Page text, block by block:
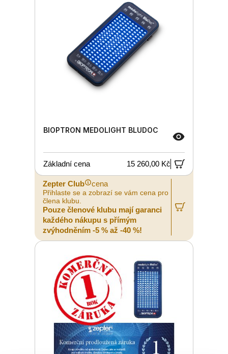
BIOPTRON MEDOLIGHT BLUDOC
Základní cena 15 260,00 Kč
Zepter Club cena
Přihlaste se a zobrazí se vám cena pro
člena klubu.
Pouze členové klubu mají garanci
každého nákupu s přímým
zvýhodněním -5 % až -40 %!